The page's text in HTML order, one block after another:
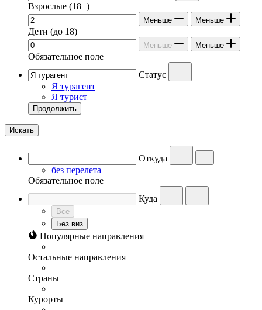
Взрослые (18+)
Меньше Меньше
Дети (до 18)
Меньше Меньше
Обязательное поле
Статус
Я турагент
Я турист
Продолжить
Искать
Откуда
без перелета
Обязательное поле
Куда
Все
Без виз
Популярные направления
Остальные направления
Страны
Курорты